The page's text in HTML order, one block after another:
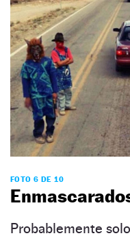
FOTO 6 DE 10
Probablemente